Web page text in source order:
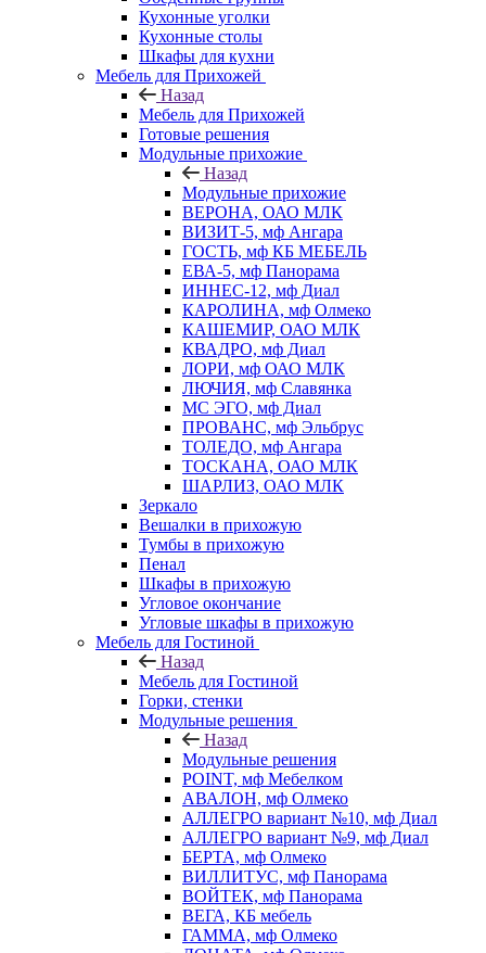
Кухонные уголки
Кухонные столы
Шкафы для кухни
Мебель для Прихожей
Назад
Мебель для Прихожей
Готовые решения
Модульные прихожие
Назад
Модульные прихожие
ВЕРОНА, ОАО МЛК
ВИЗИТ-5, мф Ангара
ГОСТЬ, мф КБ МЕБЕЛЬ
ЕВА-5, мф Панорама
ИННЕС-12, мф Диал
КАРОЛИНА, мф Олмеко
КАШЕМИР, ОАО МЛК
КВАДРО, мф Диал
ЛОРИ, мф ОАО МЛК
ЛЮЧИЯ, мф Славянка
МС ЭГО, мф Диал
ПРОВАНС, мф Эльбрус
ТОЛЕДО, мф Ангара
ТОСКАНА, ОАО МЛК
ШАРЛИЗ, ОАО МЛК
Зеркало
Вешалки в прихожую
Тумбы в прихожую
Пенал
Шкафы в прихожую
Угловое окончание
Угловые шкафы в прихожую
Мебель для Гостиной
Назад
Мебель для Гостиной
Горки, стенки
Модульные решения
Назад
Модульные решения
POINT, мф Мебелком
АВАЛОН, мф Олмеко
АЛЛЕГРО вариант №10, мф Диал
АЛЛЕГРО вариант №9, мф Диал
БЕРТА, мф Олмеко
ВИЛЛИТУС, мф Панорама
ВОЙТЕК, мф Панорама
ВЕГА, КБ мебель
ГАММА, мф Олмеко